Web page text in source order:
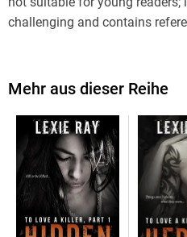
challenging and contains
Mehr aus dieser Reihe